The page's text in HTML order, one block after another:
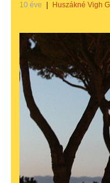
10 éve Huszákné Vigh